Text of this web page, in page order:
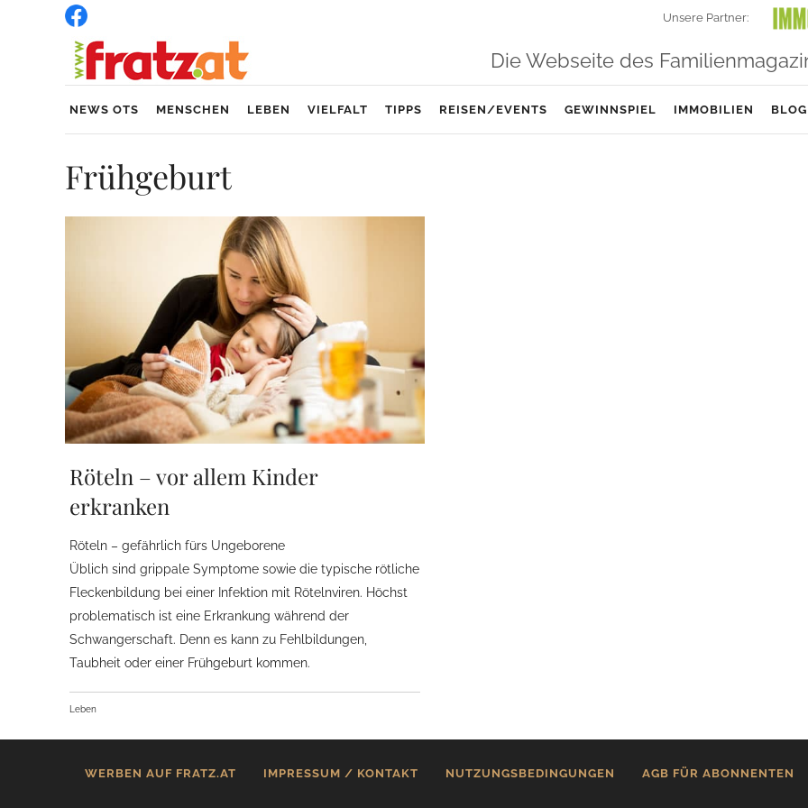
Unsere Partner:
Die Webseite des
NEWS OTS MENSCHEN LEBEN VIELFALT TIPPS REISEN/EVENTS GEWINNSPIEL IMMOBILIEN BLOG
Frühgeburt
Röteln – vor allem Kinder
erkranken
Röteln – gefährlich fürs Ungeborene
Üblich sind grippale Symptome sowie die typische rötliche
Fleckenbildung bei einer Infektion mit Rötelnviren. Höchst
problematisch ist eine Erkrankung während der
Schwangerschaft. Denn es kann zu Fehlbildungen,
Taubheit oder einer Frühgeburt kommen.
Leben
WERBEN AUF FRATZ.AT IMPRESSUM / KONTAKT NUTZUNGSBEDINGUNGEN AGB FÜR ABONNENTEN